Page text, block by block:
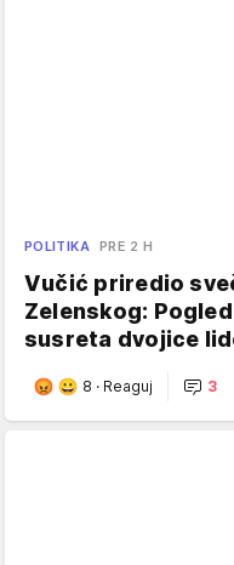
POLITIKA PRE 2 H
Vučić priredio
Zelenskog:
susreta dvojice
8 · Reaguj 3